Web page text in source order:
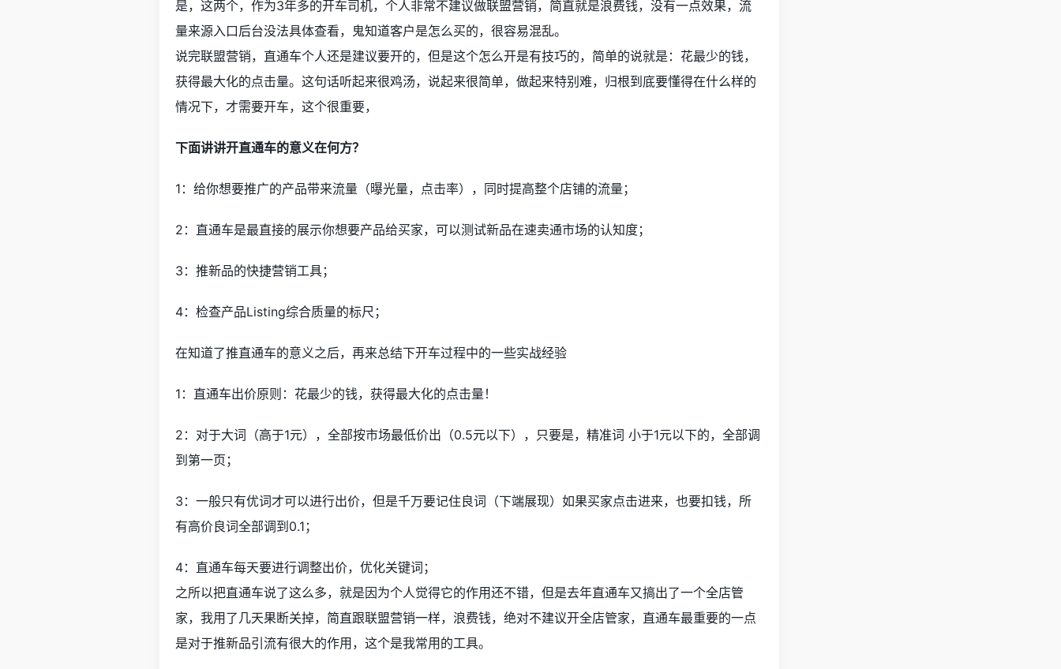
是，这两个，作为3年多的开车司机，个人非常不建议做联盟营销，简直就是浪费钱，没有一点效果，流
量来源入口后台没法具体查看，鬼知道客户是怎么买的，很容易混乱。
说完联盟营销，直通车个人还是建议要开的，但是这个怎么开是有技巧的，简单的说就是：花最少的钱，
获得最大化的点击量。这句话听起来很鸡汤，说起来很简单，做起来特别难，归根到底要懂得在什么样的
情况下，才需要开车，这个很重要，
下面讲讲开直通车的意义在何方？
1：给你想要推广的产品带来流量（曝光量，点击率），同时提高整个店铺的流量；
2：直通车是最直接的展示你想要产品给买家，可以测试新品在速卖通市场的认知度；
3：推新品的快捷营销工具；
4：检查产品Listing综合质量的标尺；
在知道了推直通车的意义之后，再来总结下开车过程中的一些实战经验
1：直通车出价原则：花最少的钱，获得最大化的点击量！
2：对于大词（高于1元），全部按市场最低价出（0.5元以下），只要是，精准词 小于1元以下的，全部调
到第一页；
3：一般只有优词才可以进行出价，但是千万要记住良词（下端展现）如果买家点击进来，也要扣钱，所
有高价良词全部调到0.1；
4：直通车每天要进行调整出价，优化关键词；
之所以把直通车说了这么多，就是因为个人觉得它的作用还不错，但是去年直通车又搞出了一个全店管
家，我用了几天果断关掉，简直跟联盟营销一样，浪费钱，绝对不建议开全店管家，直通车最重要的一点
是对于推新品引流有很大的作用，这个是我常用的工具。